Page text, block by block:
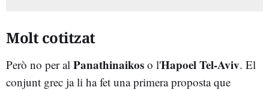
Molt cotitzat
Però no per al Panathinaikos o l'Hapoel Tel-Aviv. El
conjunt grec ja li ha fet una primera proposta que